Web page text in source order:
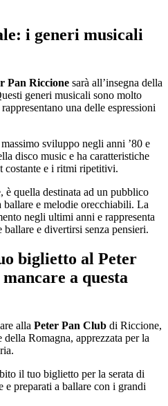
i generi musicali
Pan Riccione sarà all’insegna della
generi musicali sono molto
una delle espressioni
sviluppo negli anni ’80 e
disco music e ha caratteristiche
costante e i ritmi ripetitivi.
è quella destinata ad un pubblico
e melodie orecchiabili. La
negli ultimi anni e rappresenta
e divertirsi senza pensieri.
biglietto al Peter
a questa
alla Peter Pan Club di Riccione,
Romagna, apprezzata per la
il tuo biglietto per la serata di
e preparati a ballare con i grandi